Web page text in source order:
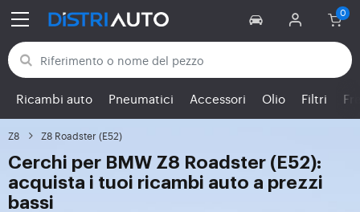
Torna alle categorie
Ricambi auto Pneumatici Accessori Olio Filtri
Z8 Z8 Roadster (E52)
Cerchi per BMW Z8 Roadster (E52):
acquista i tuoi ricambi auto a prezzi
bassi